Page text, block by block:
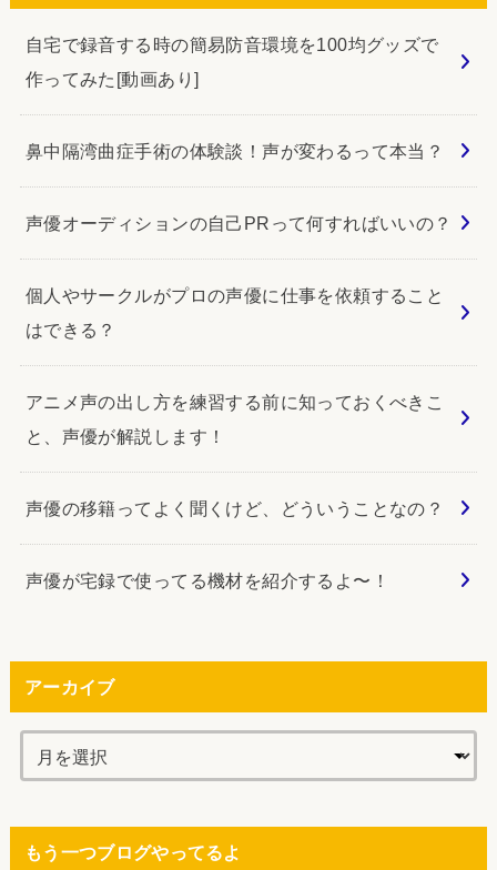
自宅で録音する時の簡易防音環境を100均グッズで
作ってみた[動画あり]
鼻中隔湾曲症手術の体験談！声が変わるって本当？
声優オーディションの自己PRって何すればいいの？
個人やサークルがプロの声優に仕事を依頼すること
はできる？
アニメ声の出し方を練習する前に知っておくべきこ
と、声優が解説します！
声優の移籍ってよく聞くけど、どういうことなの？
声優が宅録で使ってる機材を紹介するよ〜！
アーカイブ
もう一つブログやってるよ